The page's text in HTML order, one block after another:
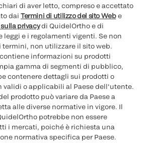
di aver letto, compreso e accettato
dai Termini di utilizzo del sito Webe
privacydi QuidelOrtho e di
leggi e i regolamenti vigenti. Se non
non utilizzare il sito web.
informazioni su prodotti
gamma di segmenti di pubblico,
contenere dettagli sui prodotti o
validi o applicabili al Paese dell'utente.
prodotto può variare da Paese a
alle diverse normative in vigore. Il
potrebbe non essere
i mercati, poiché è richiesta una
normativa specifica per Paese.